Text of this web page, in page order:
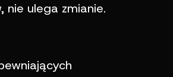
nie ulega zmianie.